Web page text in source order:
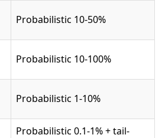
Probabilistic 10-50%
Probabilistic 10-100%
Probabilistic 1-10%
Probabilistic 0.1-1% + tail-